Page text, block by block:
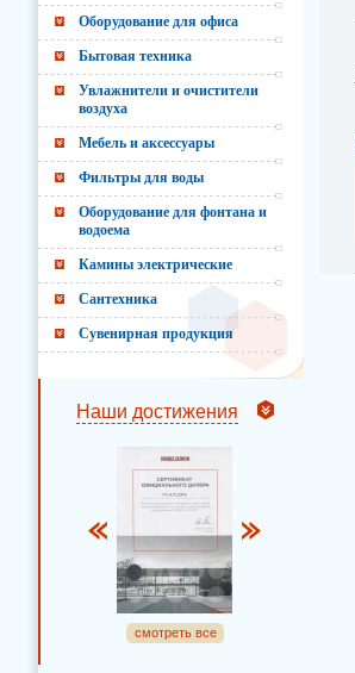
Оборудование для офиса
Бытовая техника
Увлажнители и очистители
воздуха
Мебель и аксессуары
Фильтры для воды
Оборудование для фонтана и
водоема
Камины электрические
Сантехника
Сувенирная продукция
Наши достижения
смотреть все